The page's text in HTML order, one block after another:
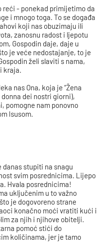
reći - ponekad primijetimo da
i mnogo toga. To se događa
koji nas obuzimaju ili
zanosnu radost i ljepotu
Gospodin daje, daje u
je veće nedostajanje, to je
želi slaviti s nama,
kraja.
nas Ona, koja je “Žena
donna dei nostri giorni),
pomogne nam ponovno
Isusom.
danas stupiti na snagu
svim posrednicima. Lijepo
Hvala posrednicima!
uključenim u to važno
je dogovoreno strane
konačno moći vratiti kući i
za njih i njihove obitelji.
pomoć stići do
količinama, jer je tamo